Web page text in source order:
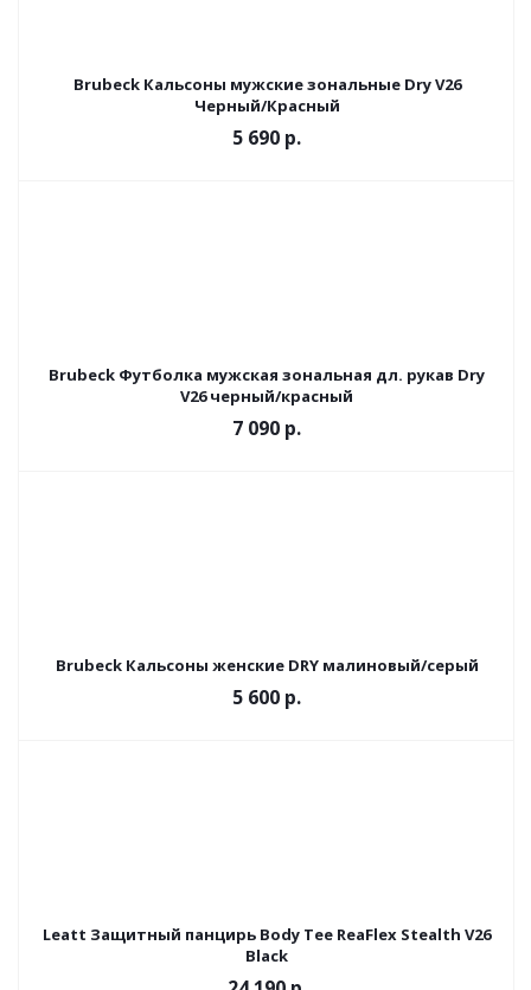
Brubeck Кальсоны мужские зональные Dry V26
Черный/Красный
5 690 р.
Brubeck Футболка мужская зональная дл. рукав Dry
V26 черный/красный
7 090 р.
Brubeck Кальсоны женские DRY малиновый/серый
5 600 р.
Leatt Защитный панцирь Body Tee ReaFlex Stealth V26
Black